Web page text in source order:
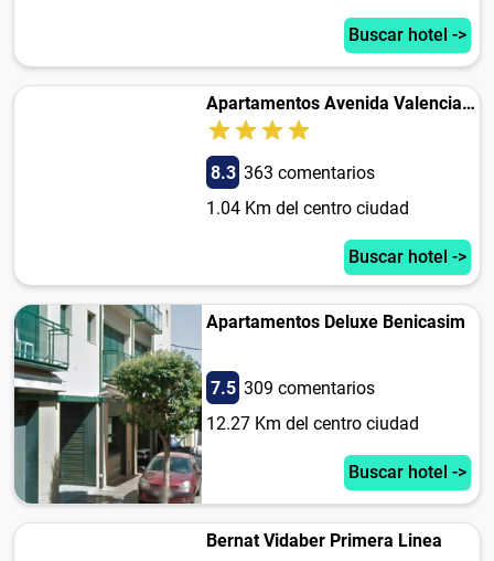
Buscar hotel ->
Apartamentos Avenida Valencia 17
8.3 363 comentarios
1.04 Km del centro ciudad
Buscar hotel ->
Apartamentos Deluxe Benicasim
7.5 309 comentarios
12.27 Km del centro ciudad
Buscar hotel ->
Bernat Vidaber Primera Linea